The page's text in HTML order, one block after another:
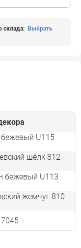
склада: Выбрать
U115
шёлк 812
бежевый U113
жемчуг 810